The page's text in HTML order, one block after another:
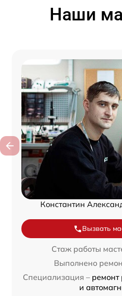
Наши
Константин
Вызвать
Стаж работы
Выполнено
Специализация – ремонт
и